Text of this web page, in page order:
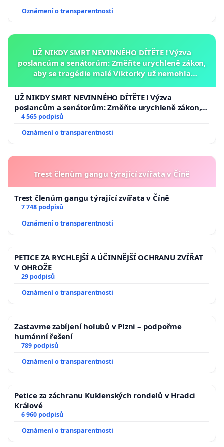
Oznámení o transparentnosti
UŽ NIKDY SMRT NEVINNÉHO DÍTĚTE ! Výzva
poslancům a senátorům: Změňte urychleně zákon,
aby se tragédie malé Viktorky už nemohla
UŽ NIKDY SMRT NEVINNÉHO DÍTĚTE ! Výzva
poslancům a senátorům: Změňte urychleně zákon,
aby se tragédie malé Viktorky už nemohla opakovat!
4 565 podpisů
Oznámení o transparentnosti
Trest členům gangu týrající zvířata v Číně
Trest členům gangu týrající zvířata v Číně
7 748 podpisů
Oznámení o transparentnosti
PETICE ZA RYCHLEJŠÍ A ÚČINNĚJŠÍ OCHRANU ZVÍŘAT
V OHROŽE
29 podpisů
Oznámení o transparentnosti
Zastavme zabíjení holubů v Plzni – podpořme
humánní řešení
789 podpisů
Oznámení o transparentnosti
Petice za záchranu Kuklenských rondelů v Hradci
Králové
6 960 podpisů
Oznámení o transparentnosti